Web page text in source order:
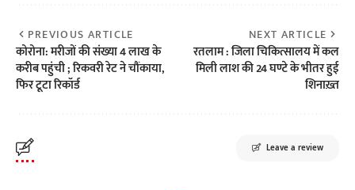
PREVIOUS ARTICLE
कोरोना: मरीजों की संख्या 4 लाख के
करीब पहुंची ; रिकवरी रेट ने चौंकाया,
फिर टूटा रिकॉर्ड
NEXT ARTICLE
रतलाम : जिला चिकित्सालय में कल
मिली लाश की 24 घण्टे के भीतर हुई
शिनाख़्त
Leave a review